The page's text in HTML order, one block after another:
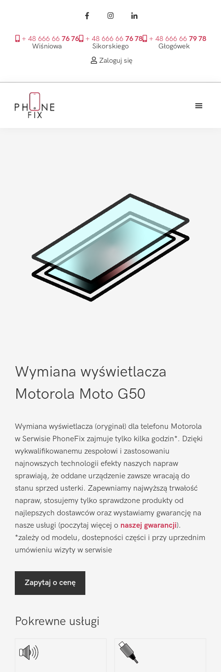
+ 48 666 66 76 76
Wiśniowa
+ 48 666 66 76 78
Sikorskiego
+ 48 666 66 79 78
Głogówek
Zaloguj się
głównego
Wymiana wyświetlacza
Motorola Moto G50
Wymiana wyświetlacza (oryginał) dla telefonu Motorola
w Serwisie PhoneFix zajmuje tylko kilka godzin*. Dzięki
wykwalifikowanemu zespołowi i zastosowaniu
najnowszych technologii efekty naszych napraw
sprawiają, że oddane urządzenie zawsze wracają do
stanu sprzed usterki. Zapewniamy najwyższą trwałość
napraw, stosujemy tylko sprawdzone produkty od
najlepszych dostawców oraz wystawiamy gwarancję na
nasze usługi (poczytaj więcej o naszej gwarancji).
*zależy od modelu, dostepności części i przy uprzednim
umówieniu wizyty w serwisie
Zapytaj o cenę
Pokrewne usługi